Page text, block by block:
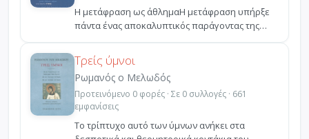
Η μετάφραση ως άθλημαΗ μετάφραση υπήρξε
πάντα ένας αποκαλυπτικός παράγοντας της
πολιτισμικής στάθμης...
Τρείς ύμνοι
Ρωμανός ο Μελωδός
Προτεινόμενο 0 φορές · Σε 0 συλλογές · 661
εμφανίσεις
Το τρίπτυχο αυτό των ύμνων ανήκει στα